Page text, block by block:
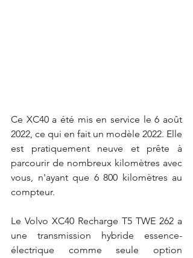
Ce XC40 a été mis en service le 6 août
2022, ce qui en fait un modèle 2022. Elle
est pratiquement neuve et prête à
parcourir de nombreux kilomètres avec
vous, n'ayant que 6 800 kilomètres au
compteur.
Le Volvo XC40 Recharge T5 TWE 262 a
une transmission hybride essence-
électrique comme seule option